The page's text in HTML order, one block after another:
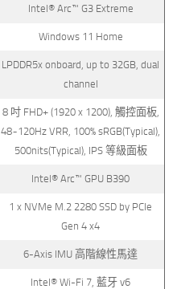
Intel® Arc™ G3 Extreme
Windows 11 Home
LPDDR5x onboard, up to 32GB, dual
channel
8 吋 FHD+ (1920 x 1200), 觸控面板,
48~120Hz VRR, 100% sRGB(Typical),
500nits(Typical), IPS 等級面板
Intel® Arc™ GPU B390
1 x NVMe M.2 2280 SSD by PCIe
Gen 4 x4
6-Axis IMU 高階線性馬達
Intel® Wi-Fi 7, 藍牙 v6